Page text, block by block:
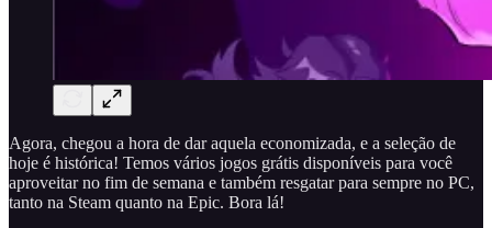
Agora, chegou a hora de dar aquela economizada, e a seleção de
hoje é histórica! Temos vários jogos grátis disponíveis para você
aproveitar no fim de semana e também resgatar para sempre no PC,
tanto na Steam quanto na Epic. Bora lá!